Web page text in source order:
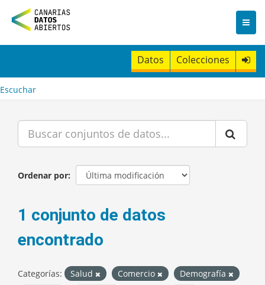
n
t
Datos Colecciones
Escuchar
Ordenar por
1 conjunto de datos
encontrado
Categorías: Salud Comercio
Demografía